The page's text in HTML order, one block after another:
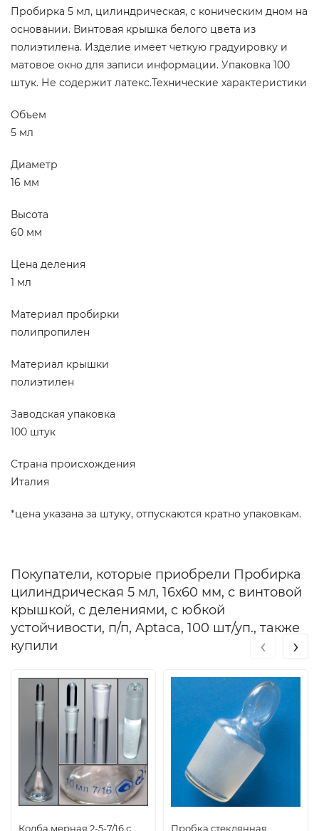
Пробирка 5 мл, цилиндрическая, с коническим дном на
основании. Винтовая крышка белого цвета из
полиэтилена. Изделие имеет четкую градуировку и
матовое окно для записи информации. Упаковка 100
штук. Не содержит латекс.Технические характеристики
Объем
5 мл
Диаметр
16 мм
Высота
60 мм
Цена деления
1 мл
Материал пробирки
полипропилен
Материал крышки
полиэтилен
Заводская упаковка
100 штук
Страна происхождения
Италия
*цена указана за штуку, отпускаются кратно упаковкам.
Покупатели, которые приобрели Пробирка
цилиндрическая 5 мл, 16х60 мм, с винтовой
крышкой, с делениями, с юбкой
устойчивости, п/п, Aptaca, 100 шт/уп., также
купили
Колба мерная 2-5-7/16 с
Пробка стеклянная
‹ ›